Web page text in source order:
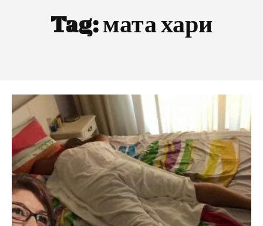
Tag:мата хари